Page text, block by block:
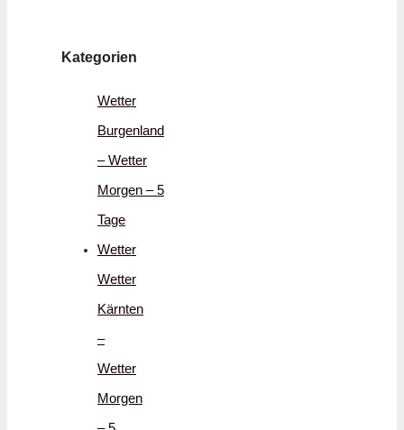
Kategorien
Wetter
Burgenland
– Wetter
Morgen – 5
Tage
Wetter
Wetter
Kärnten
–
Wetter
Morgen